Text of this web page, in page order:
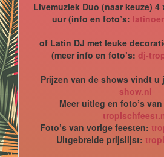
Livemuziek Duo (naar keuze)
uur (info en foto’s:
of Latin DJ met leuke
(meer info en foto’s: dj-
Prijzen van de shows vindt u
show.nl
Meer uitleg en foto’s
Foto’s van vorige feesten:
Uitgebreide prijslijst: